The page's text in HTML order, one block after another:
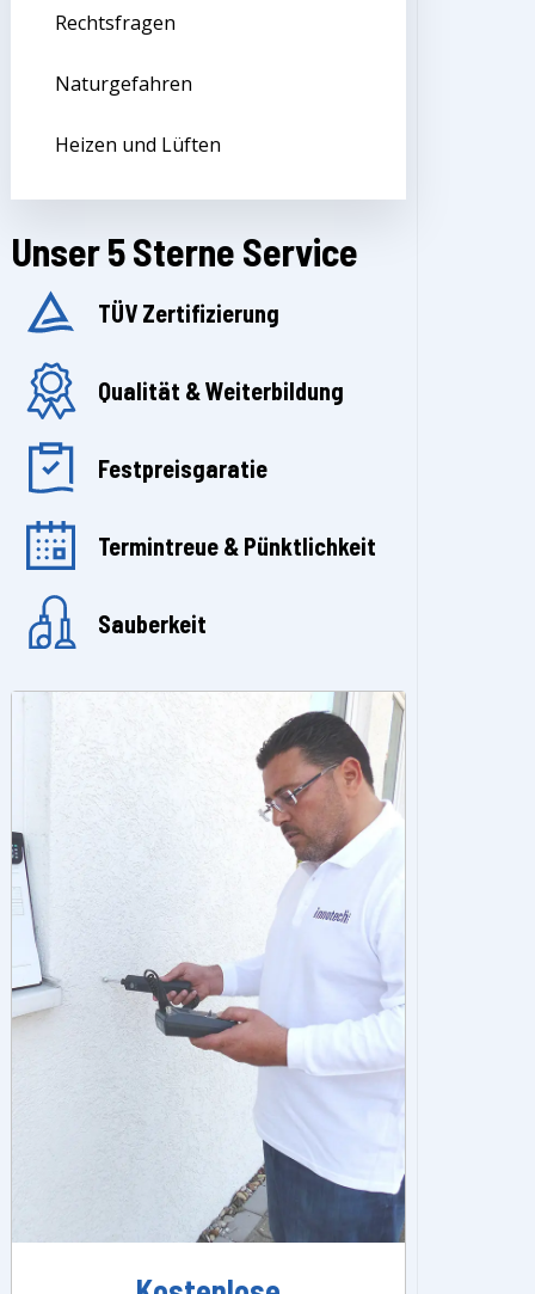
Rechtsfragen
Naturgefahren
Heizen und Lüften
Unser 5 Sterne Service
TÜV Zertifizierung
Qualität & Weiterbildung
Festpreisgaratie
Termintreue & Pünktlichkeit
Sauberkeit